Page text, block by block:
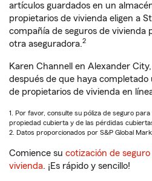
artículos guardados en un
propietarios de vivienda eligen a
compañía de seguros de vivienda
otra aseguradora.2
Karen Channell en Alexander
después de que haya
de propietarios de vivienda en
1. Por favor, consulte su póliza de seguro
propiedad cubierta y de las pérdidas
2. Datos proporcionados por S&P Global
Comience su cotización de
vivienda. ¡Es rápido y sencillo!